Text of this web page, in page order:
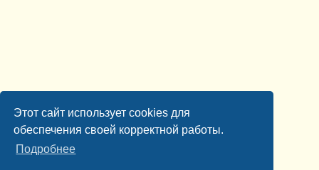
Этот сайт использует cookies для
обеспечения своей корректной работы.
Подробнее